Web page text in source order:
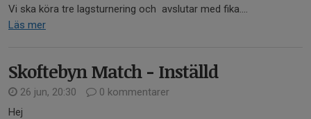
Vi ska köra tre lagsturnering och avslutar med fika....
Läs mer
Skoftebyn Match - Inställd
26 jun, 20:30
0 kommentarer
Hej